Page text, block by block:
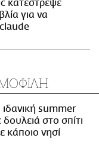
κατέστρεψε
για να
summer
στο σπίτι
κάποιο νησί